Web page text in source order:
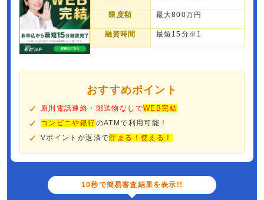
限度額 最大800万円
融資時間 最短15分※1
おすすめポイント
原則電話連絡・郵送物なしでWEB完結
コンビニや銀行のATMで利用可能！
Vポイントが返済で貯まる！使える！
10秒で簡易審査結果を表示!!